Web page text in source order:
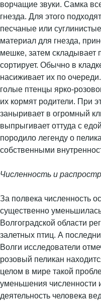
ворчащие звуки. Самка
гнезда. Для этого
песчаные или
материал для гнезда,
мешке, затем складывает
сортирует. Обычно в
насиживает их по
голые птенцы ярко-
их кормят родители. При
заныривает в огромный
выпрыгивает оттуда с
породило легенду о
собственными
Численность и
За полвека численность
существенно
Волгоградской области
залетных птиц. А
Волги исследователи
розовый пеликан
целом в мире такой
уменьшения численности
деятельность человека